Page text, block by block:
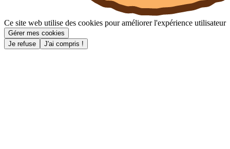
Ce site web utilise des cookies pour améliorer l'expérience utilisateur
Gérer mes cookies
Je refuse
J'ai compris !